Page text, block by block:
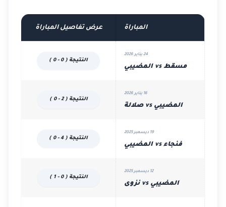
المباراة عرض تفاصيل المباراة
24 يناير 2026
مسقط vs المضيبي
النتيجة ( 0 - 0 )
16 يناير 2026
المضيبي vs صلالة
النتيجة ( 2 - 0 )
19 ديسمبر 2025
فنجاء vs المضيبي
النتيجة ( 4 - 0 )
12 ديسمبر 2025
المضيبي vs نزوى
النتيجة ( 0 - 1 )